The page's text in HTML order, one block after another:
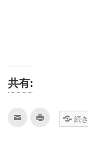
共有:
続き